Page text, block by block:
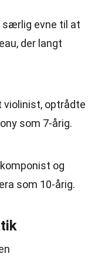
særlig evne til at
der langt
violinist, optrådte
som 7-årig.
og
som 10-årig.